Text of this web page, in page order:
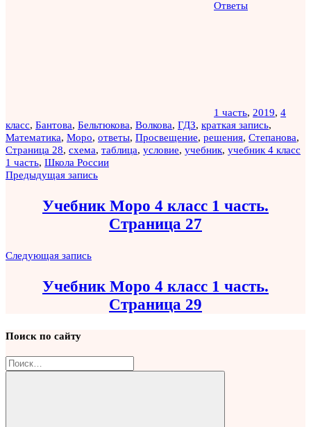
Ответы
1 часть, 2019, 4
класс, Бантова, Бельтюкова, Волкова, ГДЗ, краткая запись,
Математика, Моро, ответы, Просвещение, решения, Степанова,
Страница 28, схема, таблица, условие, учебник, учебник 4 класс
1 часть, Школа России
Навигация
записям
Предыдущая запись
Учебник Моро 4 класс 1 часть.
Страница 27
Следующая запись
Учебник Моро 4 класс 1 часть.
Страница 29
Поиск по сайту
Найти: